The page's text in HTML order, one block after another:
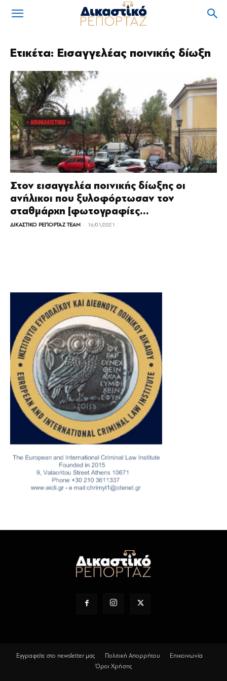
Ετικέτα: Εισαγγελέας ποινικής δίωξη
Στον εισαγγελέα ποινικής δίωξης οι
ανήλικοι που ξυλοφόρτωσαν τον
σταθμάρχη [φωτογραφίες...
ΔΙΚΑΣΤΙΚΟ ΡΕΠΟΡΤΑΖ TEAM - 16/01/2021
Εγγραφείτε στο newsletter μας Πολιτική Απορρήτου
Επικοινωνία
Όροι Χρήσης